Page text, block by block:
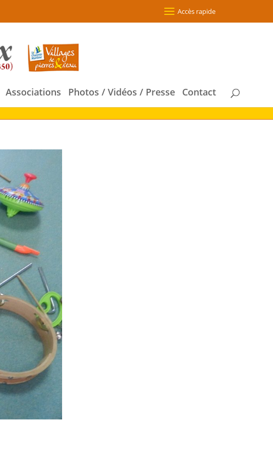
Accès rapide
Associations Photos / Vidéos / Presse Contact